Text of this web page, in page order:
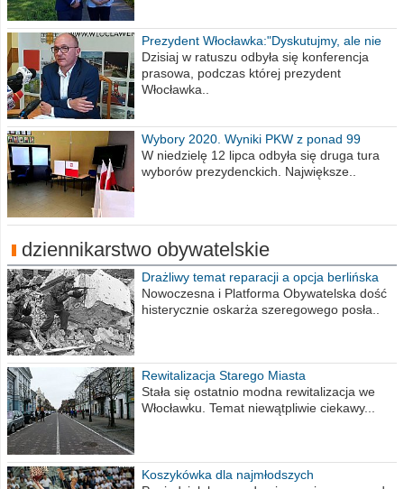
Prezydent Włocławka:"Dyskutujmy, ale nie
obrażajmy się”
Dzisiaj w ratuszu odbyła się konferencja
prasowa, podczas której prezydent
Włocławka..
Wybory 2020. Wyniki PKW z ponad 99
procent obwodów
W niedzielę 12 lipca odbyła się druga tura
wyborów prezydenckich. Największe..
dziennikarstwo obywatelskie
Drażliwy temat reparacji a opcja berlińska
Nowoczesna i Platforma Obywatelska dość
histerycznie oskarża szeregowego posła..
Rewitalizacja Starego Miasta
Stała się ostatnio modna rewitalizacja we
Włocławku. Temat niewątpliwie ciekawy...
Koszykówka dla najmłodszych